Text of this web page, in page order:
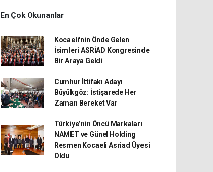
En Çok Okunanlar
Kocaeli'nin Önde Gelen
İsimleri ASRİAD Kongresinde
Bir Araya Geldi
Cumhur İttifakı Adayı
Büyükgöz: İstişarede Her
Zaman Bereket Var
Türkiye’nin Öncü Markaları
NAMET ve Günel Holding
Resmen Kocaeli Asriad Üyesi
Oldu